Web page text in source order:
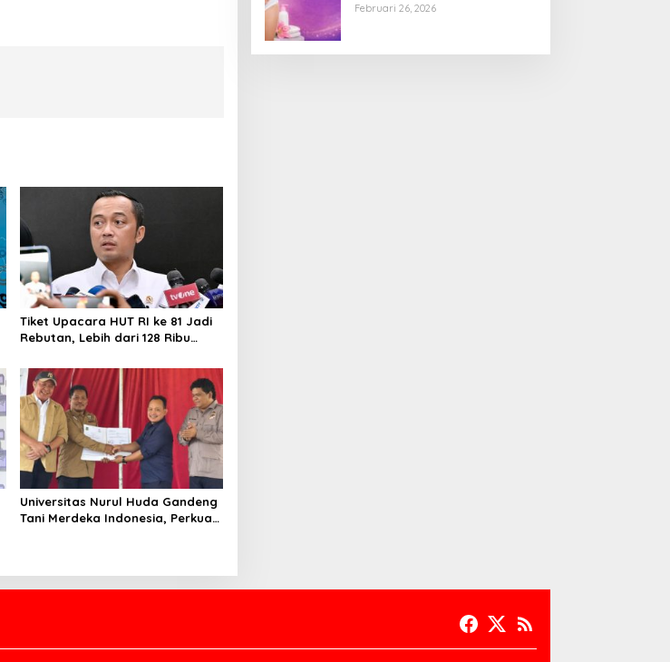
Tiket Upacara HUT RI ke 81 Jadi
Rebutan, Lebih dari 128 Ribu
Universitas Nurul Huda Gandeng
Tani Merdeka Indonesia, Perkuat
Wanita, Ini 3 Cara Perawatan
Februari 26, 2026